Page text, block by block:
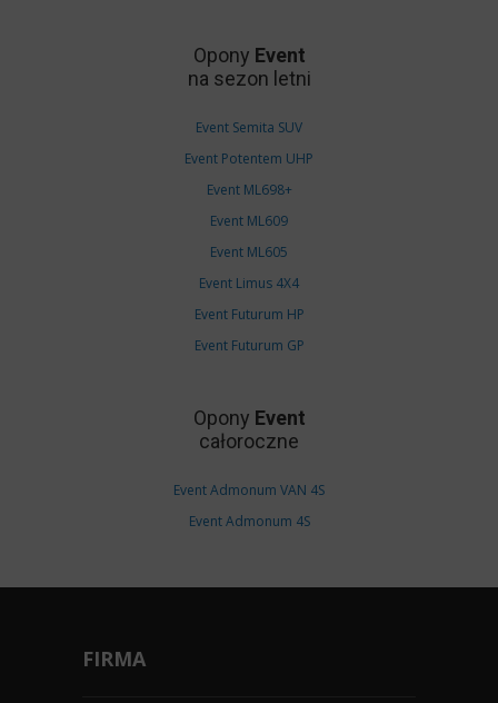
Opony Event
na sezon letni
Event Semita SUV
Event Potentem UHP
Event ML698+
Event ML609
Event ML605
Event Limus 4X4
Event Futurum HP
Event Futurum GP
Opony Event
całoroczne
Event Admonum VAN 4S
Event Admonum 4S
FIRMA